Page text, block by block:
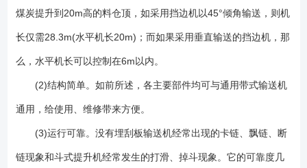
15、驱动辊（含动力） 16、下料斗 （1）依照产品结构中基本布置形
式选取合适的工艺结构； （2）设备常用材质有碳钢与不锈钢等；
煤炭提升到20m高的料仓顶，如采用挡边机以45°倾角输送，则机
长仅需28.3m(水平机长20m)；而如果采用垂直输送的挡边机，那
么，水平机长可以控制在6m以内。
(2)结构简单。如前所述，各主要部件均可与通用带式输送机
通用，给使用、维修带来方便。
(3)运行可靠。没有埋刮板输送机经常出现的卡链、飘链、断
链现象和斗式提升机经常发生的打滑、掉斗现象。它的可靠度几